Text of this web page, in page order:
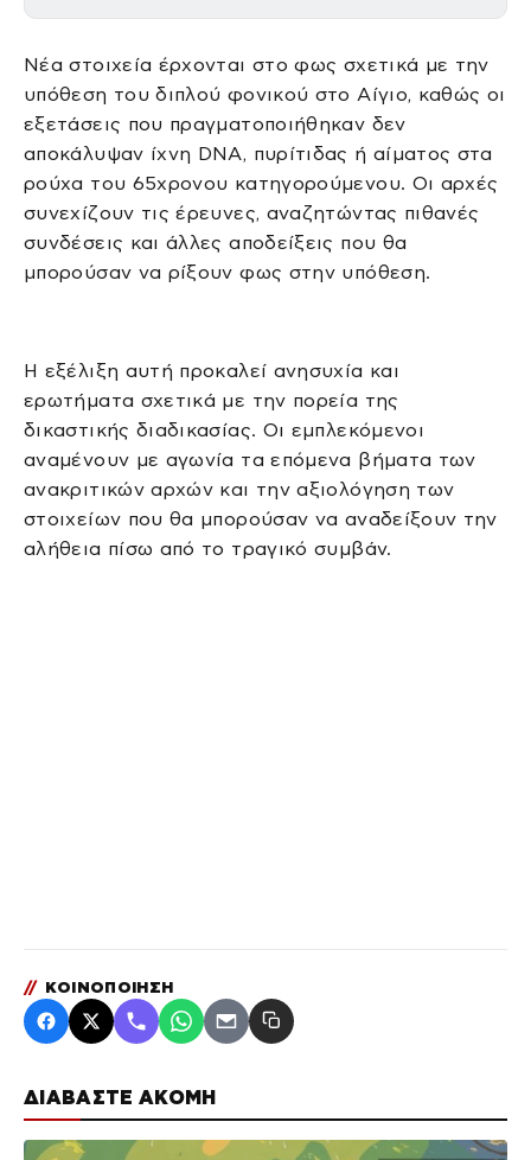
ΔΙΑΒΑΣΤΕ ΑΚΟΜΗ
Νέα στοιχεία έρχονται στο φως σχετικά με την
υπόθεση του διπλού φονικού στο Αίγιο, καθώς οι
εξετάσεις που πραγματοποιήθηκαν δεν
αποκάλυψαν ίχνη DNA, πυρίτιδας ή αίματος στα
ρούχα του 65χρονου κατηγορούμενου. Οι αρχές
συνεχίζουν τις έρευνες, αναζητώντας πιθανές
συνδέσεις και άλλες αποδείξεις που θα
μπορούσαν να ρίξουν φως στην υπόθεση.
Η εξέλιξη αυτή προκαλεί ανησυχία και
ερωτήματα σχετικά με την πορεία της
δικαστικής διαδικασίας. Οι εμπλεκόμενοι
αναμένουν με αγωνία τα επόμενα βήματα των
ανακριτικών αρχών και την αξιολόγηση των
στοιχείων που θα μπορούσαν να αναδείξουν την
αλήθεια πίσω από το τραγικό συμβάν.
// ΚΟΙΝΟΠΟΙΗΣΗ